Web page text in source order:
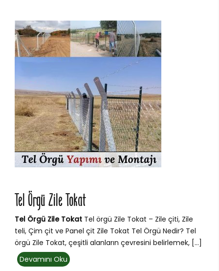
Tel Örgü Zile Tokat
Tel Örgü Zile Tokat Tel örgü Zile Tokat – Zile çiti, Zile
teli, Çim çit ve Panel çit Zile Tokat Tel Örgü Nedir? Tel
örgü Zile Tokat, çeşitli alanların çevresini belirlemek, […]
Devamını Oku